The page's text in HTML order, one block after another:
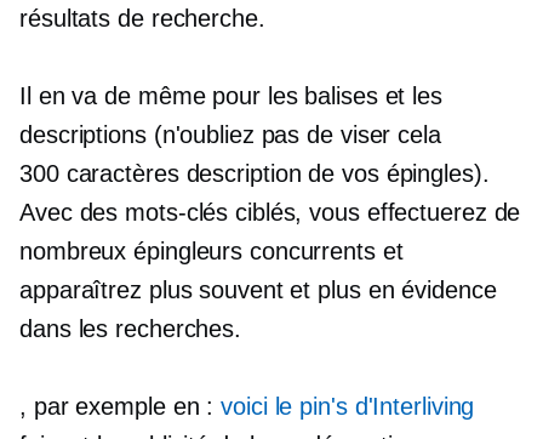
résultats de recherche.
Il en va de même pour les balises et les
descriptions (n'oubliez pas de viser cela
300 caractèresdescription de vos épingles).
Avec des mots-clés ciblés, vous effectuerez de
nombreux épingleurs concurrents et
apparaîtrez plus souvent et plus en évidence
dans les recherches.
, par exemple en :voici le pin's d'Interliving